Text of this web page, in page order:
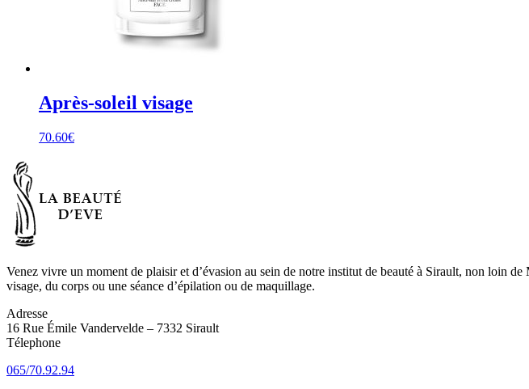
Après-soleil visage
70.60€
Venez vivre un moment de plaisir et d’évasion au sein de notre institut de beauté à Sirault, non loin
visage, du corps ou une séance d’épilation ou de maquillage.
Adresse
16 Rue Émile Vandervelde – 7332 Sirault
Télephone
065/70.92.94